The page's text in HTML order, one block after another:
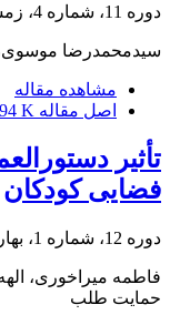
دوره 11، شماره 4، زمستان 1398، صفحه
سیدمحمدرضا موسوی،
مشاهده مقاله
اصل مقاله K
تأثیر
فضایی کودکان
دوره 12، شماره 1، بهار 1399، صفحه
فاطمه میراخوری،
حمایت طلب